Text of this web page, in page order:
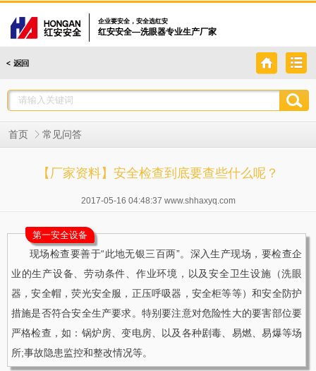
企业要安全，安全选红安
红安安全—洗眼器专业生产厂家
首页 常见问答
【厂家资料】安全检查到底要查些什么呢？
2017-05-16 04:48:37 www.shhaxyq.com
第一安全设备
现场检查要善于“此地无银三百两”。深入生产现场，要检查企
业的生产设备、劳动条件、作业环境，以及安全卫生设施（洗眼
器，安全帽，荧光安全服，正压呼吸器，安全柜等等）和安全防护
措施是否符合安全生产要求。特别要注意对危险性大的要害部位要
严格检查，如：锅炉房、变电房、以及各种剧毒、易燃、易爆等场
所;事故隐患监控和整改情况等。